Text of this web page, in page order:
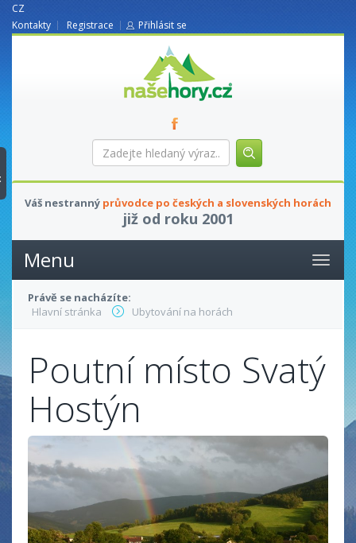
CZ
Kontakty
Registrace Přihlásit se
nasehory.cz
Zadejte
hledaný
Váš nestranný průvodce po českých a slovenských horách
již od roku 2001
Menu
Právě se nacházíte:
Hlavní stránka
Ubytování na horách
Poutní místo Svatý
Hostýn